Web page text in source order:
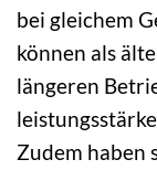
bei gleichem
können als
längeren
Zudem haben